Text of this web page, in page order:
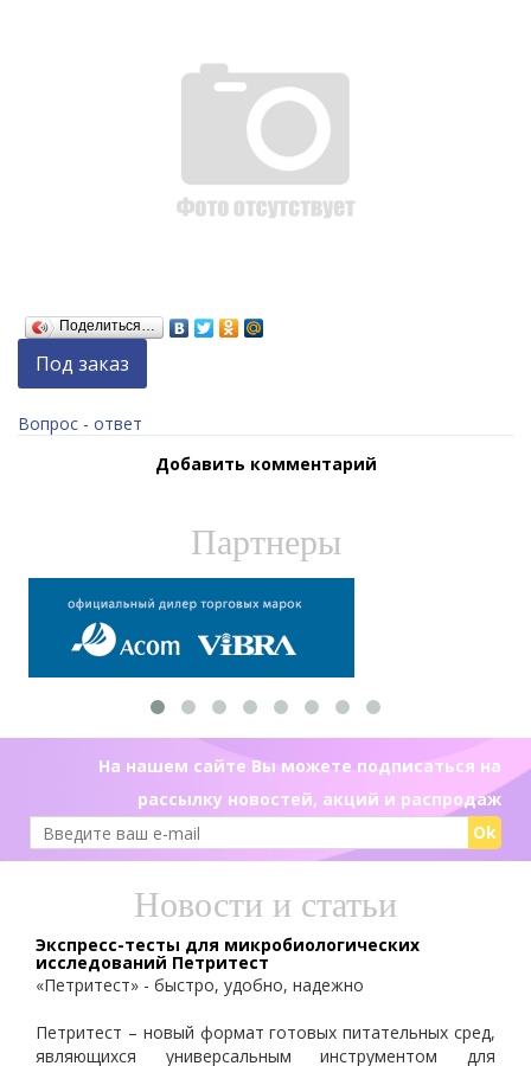
Поделиться…
Под заказ
Вопрос - ответ
Добавить комментарий
Партнеры
На нашем сайте Вы можете подписаться на
рассылку новостей, акций и распродаж
Ok
Новости и статьи
Экспресс-тесты для микробиологических
исследований Петритест
«Петритест» - быстро, удобно, надежно
Петритест – новый формат готовых питательных сред,
являющихся универсальным инструментом для